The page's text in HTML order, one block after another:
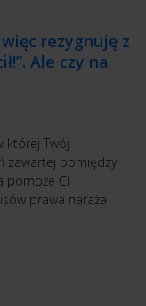
rezygnuję z
Ale czy na
której Twój
zawartej pomiędzy
pomoże Ci
prawa naraża